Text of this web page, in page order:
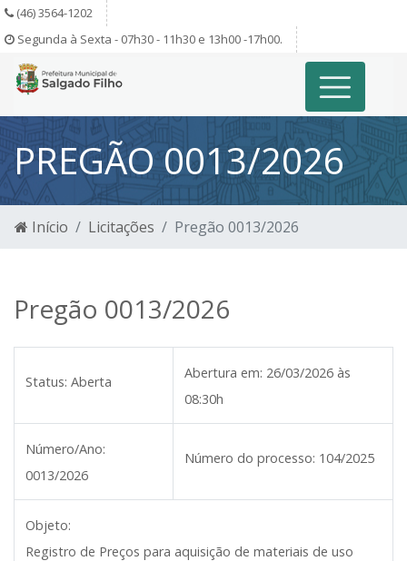
(46) 3564-1202
Segunda à Sexta - 07h30 - 11h30 e 13h00 -17h00.
PREGÃO 0013/2026
Início Licitações Pregão 0013/2026
Pregão 0013/2026
Status: Aberta
Abertura em: 26/03/2026 às
08:30h
Número/Ano:
0013/2026
Número do processo: 104/2025
Objeto:
Registro de Preços para aquisição de materiais de uso